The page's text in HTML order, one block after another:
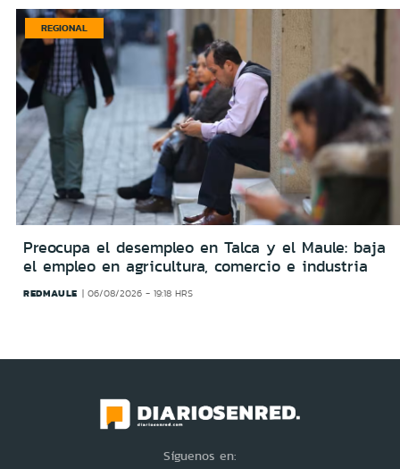
REGIONAL
Preocupa el desempleo en Talca y el Maule: baja
el empleo en agricultura, comercio e industria
REDMAULE 06/08/2026 - 19:18 HRS
Síguenos en: